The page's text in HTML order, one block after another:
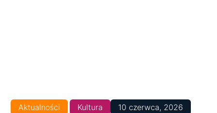
Aktualności Kultura 10 czerwca, 2026